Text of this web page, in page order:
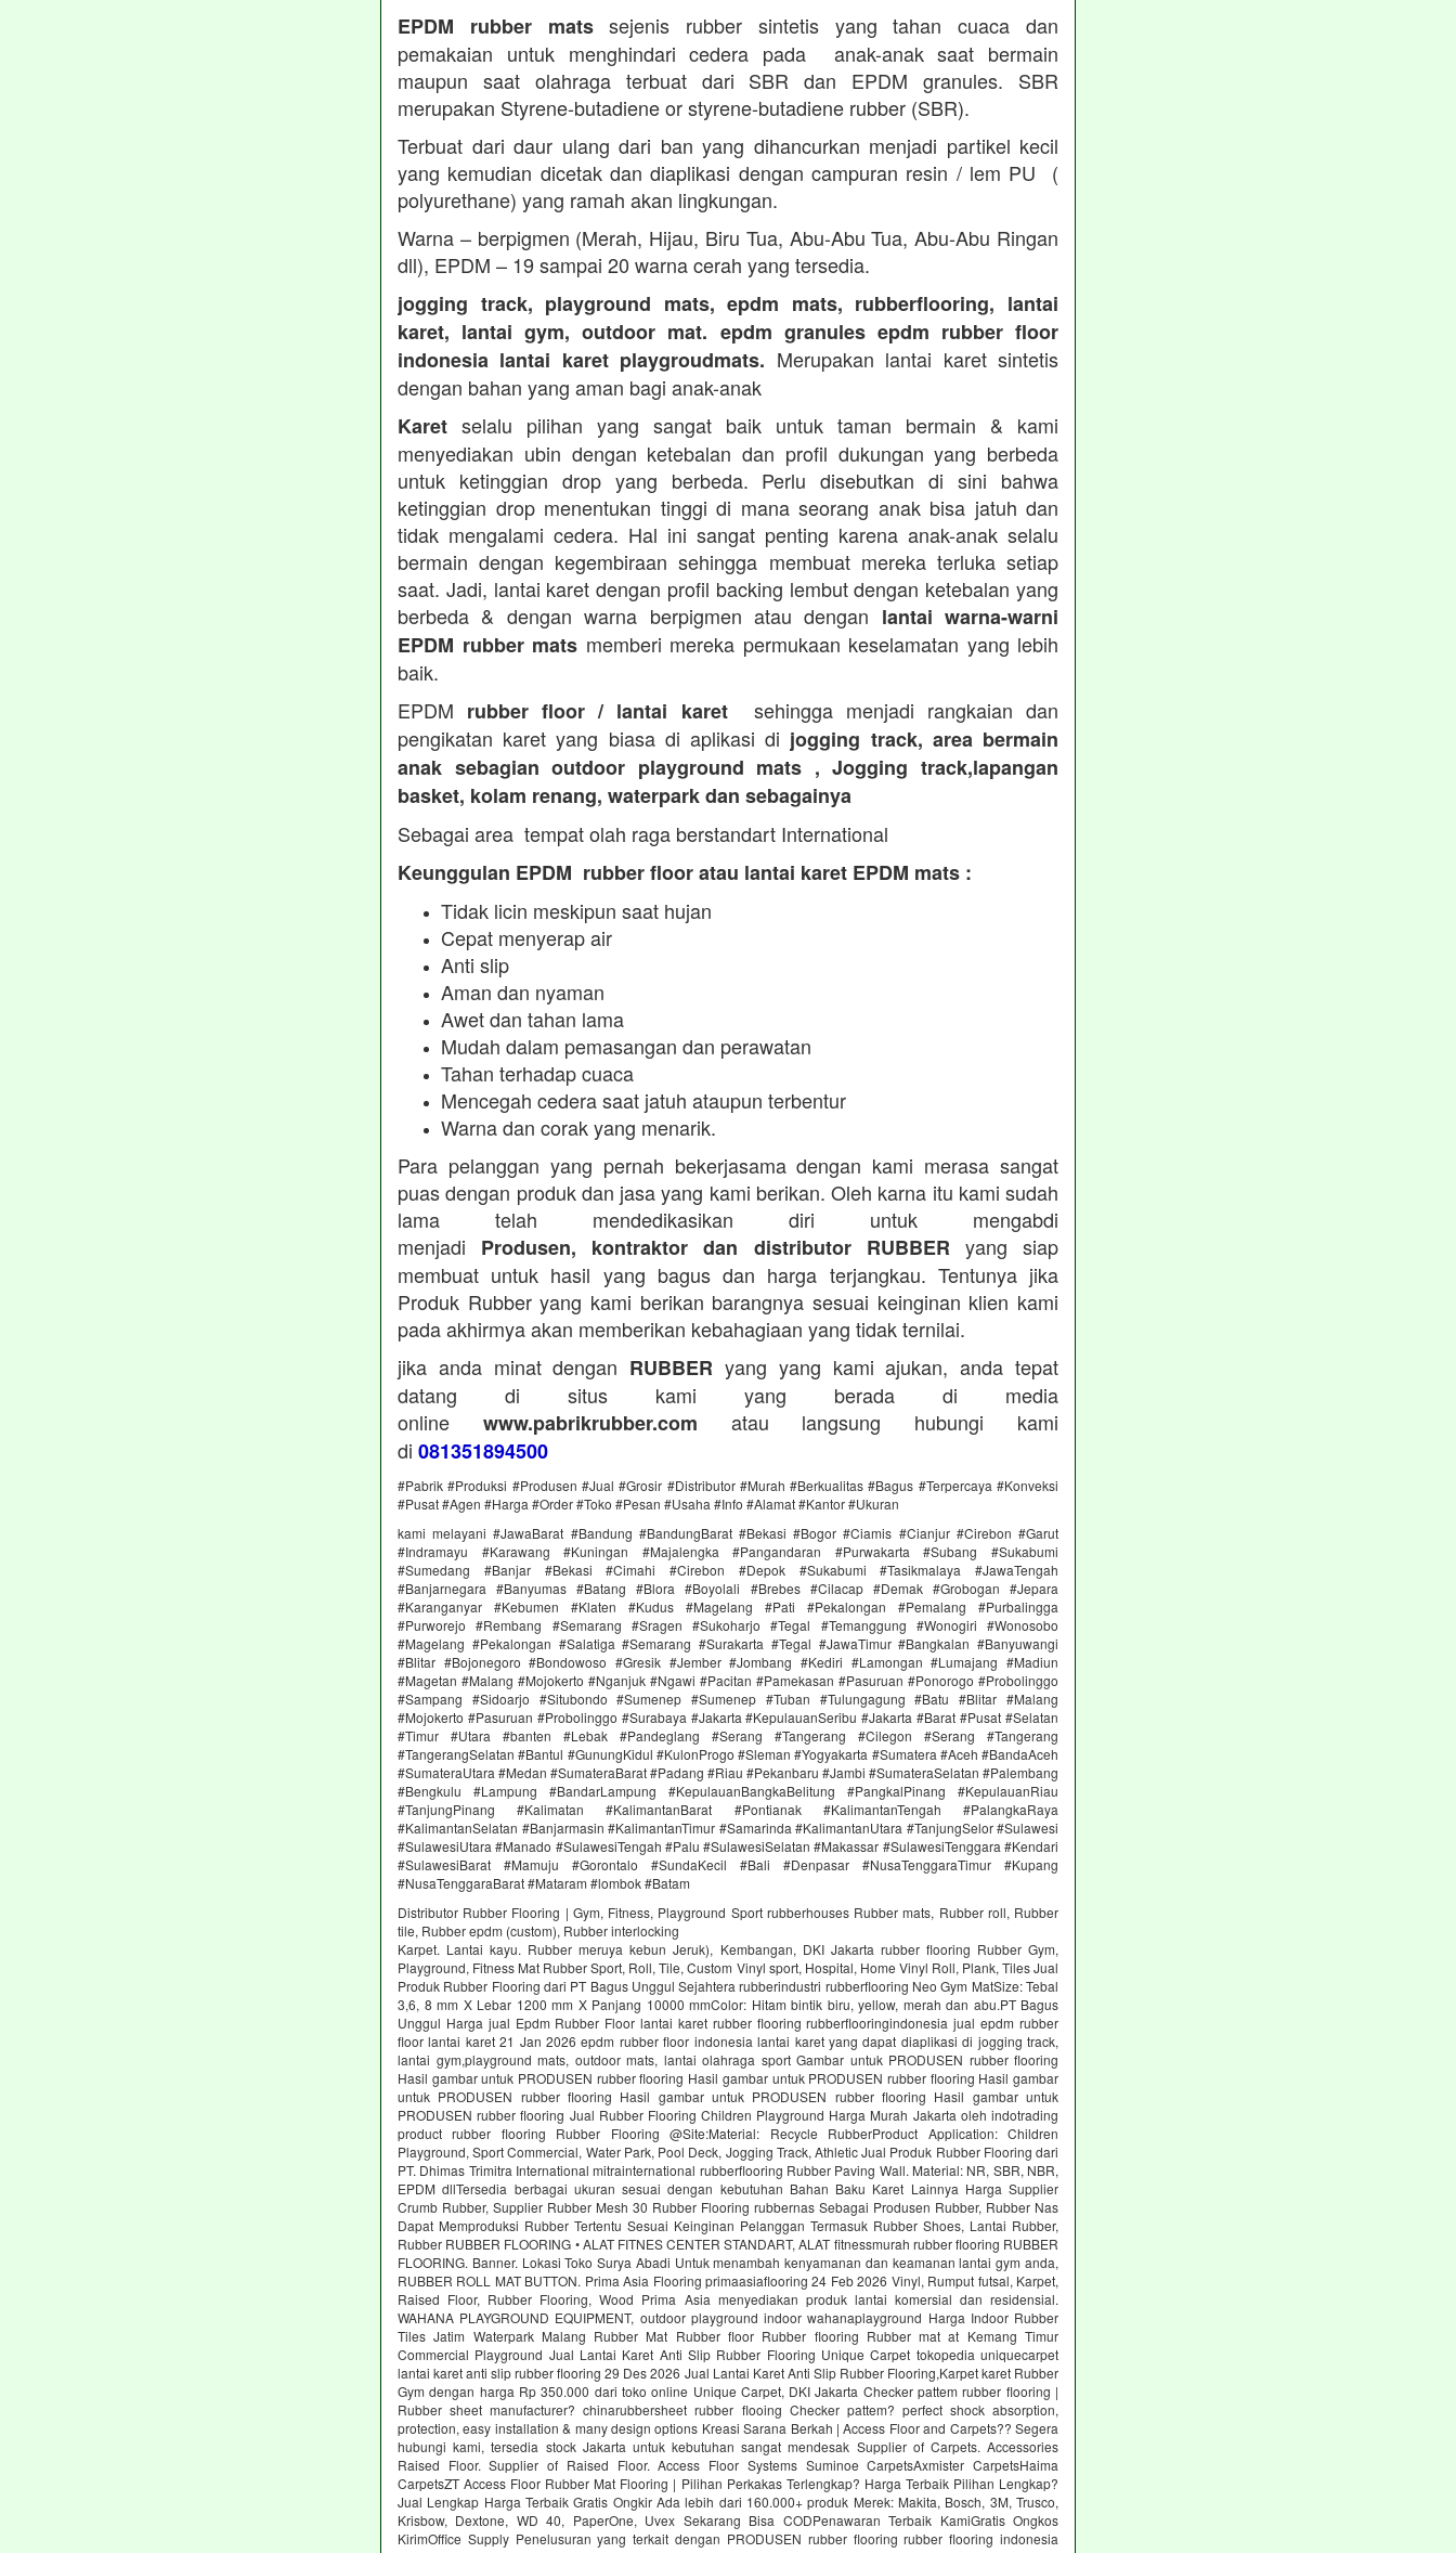
EPDM rubber matssejenis rubber sintetis yang tahan cuaca dan
pemakaian untuk menghindari cedera pada anak-anak saat bermain
maupun saat olahraga terbuat dari SBR dan EPDM granules. SBR
merupakan Styrene-butadiene or styrene-butadiene rubber (SBR).
Terbuat dari daur ulang dari ban yang dihancurkan menjadi partikel kecil
yang kemudian dicetak dan diaplikasi dengan campuran resin / lem PU (
polyurethane) yang ramah akan lingkungan.
Warna – berpigmen (Merah, Hijau, Biru Tua, Abu-Abu Tua, Abu-Abu Ringan
dll), EPDM – 19 sampai 20 warna cerah yang tersedia.
jogging track, playground mats, epdm mats, rubberflooring, lantai
karet, lantai gym, outdoor mat. epdm granules epdm rubber floor
indonesia lantai karet playgroudmats. Merupakan lantai karet sintetis
dengan bahan yang aman bagi anak-anak
Karet selalu pilihan yang sangat baik untuk taman bermain & kami
menyediakan ubin dengan ketebalan dan profil dukungan yang berbeda
untuk ketinggian drop yang berbeda. Perlu disebutkan di sini bahwa
ketinggian drop menentukan tinggi di mana seorang anak bisa jatuh dan
tidak mengalami cedera. Hal ini sangat penting karena anak-anak selalu
bermain dengan kegembiraan sehingga membuat mereka terluka setiap
saat. Jadi, lantai karet dengan profil backing lembut dengan ketebalan yang
berbeda & dengan warna berpigmen atau dengan lantai warna-warni
EPDM rubber mats memberi mereka permukaan keselamatan yang lebih
baik.
EPDM rubber floor / lantai karetsehingga menjadi rangkaian dan
pengikatan karet yang biasa di aplikasi di jogging track, area bermain
anak sebagian outdoor playground mats , Jogging track,lapangan
basket, kolam renang, waterpark dan sebagainya
Sebagai area tempat olah raga berstandart International
Keunggulan EPDM rubber floor atau lantai karet EPDM mats :
Tidak licin meskipun saat hujan
Cepat menyerap air
Anti slip
Aman dan nyaman
Awet dan tahan lama
Mudah dalam pemasangan dan perawatan
Tahan terhadap cuaca
Mencegah cedera saat jatuh ataupun terbentur
Warna dan corak yang menarik.
Para pelanggan yang pernah bekerjasama dengan kami merasa sangat
puas dengan produk dan jasa yang kami berikan. Oleh karna itu kami sudah
lama telah mendedikasikan diri untuk mengabdi
menjadi Produsen, kontraktor dan distributor RUBBER yang siap
membuat untuk hasil yang bagus dan harga terjangkau. Tentunya jika
Produk Rubber yang kami berikan barangnya sesuai keinginan klien kami
pada akhirmya akan memberikan kebahagiaan yang tidak ternilai.
jika anda minat dengan RUBBER yang yang kami ajukan, anda tepat
datang di situs kami yang berada di media
online www.pabrikrubber.com atau langsung hubungi kami
di 081351894500
#Pabrik #Produksi #Produsen #Jual #Grosir #Distributor #Murah #Berkualitas #Bagus #Terpercaya #Konveksi
#Pusat #Agen #Harga #Order #Toko #Pesan #Usaha #Info #Alamat #Kantor #Ukuran
kami melayani #JawaBarat #Bandung #BandungBarat #Bekasi #Bogor #Ciamis #Cianjur #Cirebon #Garut
#Indramayu #Karawang #Kuningan #Majalengka #Pangandaran #Purwakarta #Subang #Sukabumi
#Sumedang #Banjar #Bekasi #Cimahi #Cirebon #Depok #Sukabumi #Tasikmalaya #JawaTengah
#Banjarnegara #Banyumas #Batang #Blora #Boyolali #Brebes #Cilacap #Demak #Grobogan #Jepara
#Karanganyar #Kebumen #Klaten #Kudus #Magelang #Pati #Pekalongan #Pemalang #Purbalingga
#Purworejo #Rembang #Semarang #Sragen #Sukoharjo #Tegal #Temanggung #Wonogiri #Wonosobo
#Magelang #Pekalongan #Salatiga #Semarang #Surakarta #Tegal #JawaTimur #Bangkalan #Banyuwangi
#Blitar #Bojonegoro #Bondowoso #Gresik #Jember #Jombang #Kediri #Lamongan #Lumajang #Madiun
#Magetan #Malang #Mojokerto #Nganjuk #Ngawi #Pacitan #Pamekasan #Pasuruan #Ponorogo #Probolinggo
#Sampang #Sidoarjo #Situbondo #Sumenep #Sumenep #Tuban #Tulungagung #Batu #Blitar #Malang
#Mojokerto #Pasuruan #Probolinggo #Surabaya #Jakarta #KepulauanSeribu #Jakarta #Barat #Pusat #Selatan
#Timur #Utara #banten #Lebak #Pandeglang #Serang #Tangerang #Cilegon #Serang #Tangerang
#TangerangSelatan #Bantul #GunungKidul #KulonProgo #Sleman #Yogyakarta #Sumatera #Aceh #BandaAceh
#SumateraUtara #Medan #SumateraBarat #Padang #Riau #Pekanbaru #Jambi #SumateraSelatan #Palembang
#Bengkulu #Lampung #BandarLampung #KepulauanBangkaBelitung #PangkalPinang #KepulauanRiau
#TanjungPinang #Kalimatan #KalimantanBarat #Pontianak #KalimantanTengah #PalangkaRaya
#KalimantanSelatan #Banjarmasin #KalimantanTimur #Samarinda #KalimantanUtara #TanjungSelor #Sulawesi
#SulawesiUtara #Manado #SulawesiTengah #Palu #SulawesiSelatan #Makassar #SulawesiTenggara #Kendari
#SulawesiBarat #Mamuju #Gorontalo #SundaKecil #Bali #Denpasar #NusaTenggaraTimur #Kupang
#NusaTenggaraBarat #Mataram #lombok #Batam
Distributor Rubber Flooring | Gym, Fitness, Playground Sport rubberhouses Rubber mats, Rubber roll, Rubber
tile, Rubber epdm (custom), Rubber interlocking
Karpet. Lantai kayu. Rubber meruya kebun Jeruk), Kembangan, DKI Jakarta rubber flooring Rubber Gym,
Playground, Fitness Mat Rubber Sport, Roll, Tile, Custom Vinyl sport, Hospital, Home Vinyl Roll, Plank, Tiles Jual
Produk Rubber Flooring dari PT Bagus Unggul Sejahtera rubberindustri rubberflooring Neo Gym MatSize: Tebal
3,6, 8 mm X Lebar 1200 mm X Panjang 10000 mmColor: Hitam bintik biru, yellow, merah dan abu.PT Bagus
Unggul Harga jual Epdm Rubber Floor lantai karet rubber flooring rubberflooringindonesia jual epdm rubber
floor lantai karet 21 Jan 2026 epdm rubber floor indonesia lantai karet yang dapat diaplikasi di jogging track,
lantai gym,playground mats, outdoor mats, lantai olahraga sport Gambar untuk PRODUSEN rubber flooring
Hasil gambar untuk PRODUSEN rubber flooring Hasil gambar untuk PRODUSEN rubber flooring Hasil gambar
untuk PRODUSEN rubber flooring Hasil gambar untuk PRODUSEN rubber flooring Hasil gambar untuk
PRODUSEN rubber flooring Jual Rubber Flooring Children Playground Harga Murah Jakarta oleh indotrading
product rubber flooring Rubber Flooring @Site:Material: Recycle RubberProduct Application: Children
Playground, Sport Commercial, Water Park, Pool Deck, Jogging Track, Athletic Jual Produk Rubber Flooring dari
PT. Dhimas Trimitra International mitrainternational rubberflooring Rubber Paving Wall. Material: NR, SBR, NBR,
EPDM dllTersedia berbagai ukuran sesuai dengan kebutuhan Bahan Baku Karet Lainnya Harga Supplier
Crumb Rubber, Supplier Rubber Mesh 30 Rubber Flooring rubbernas Sebagai Produsen Rubber, Rubber Nas
Dapat Memproduksi Rubber Tertentu Sesuai Keinginan Pelanggan Termasuk Rubber Shoes, Lantai Rubber,
Rubber RUBBER FLOORING • ALAT FITNES CENTER STANDART, ALAT fitnessmurah rubber flooring RUBBER
FLOORING. Banner. Lokasi Toko Surya Abadi Untuk menambah kenyamanan dan keamanan lantai gym anda,
RUBBER ROLL MAT BUTTON. Prima Asia Flooring primaasiaflooring 24 Feb 2026 Vinyl, Rumput futsal, Karpet,
Raised Floor, Rubber Flooring, Wood Prima Asia menyediakan produk lantai komersial dan residensial.
WAHANA PLAYGROUND EQUIPMENT, outdoor playground indoor wahanaplayground Harga Indoor Rubber
Tiles Jatim Waterpark Malang Rubber Mat Rubber floor Rubber flooring Rubber mat at Kemang Timur
Commercial Playground Jual Lantai Karet Anti Slip Rubber Flooring Unique Carpet tokopedia uniquecarpet
lantai karet anti slip rubber flooring 29 Des 2026 Jual Lantai Karet Anti Slip Rubber Flooring,Karpet karet Rubber
Gym dengan harga Rp 350.000 dari toko online Unique Carpet, DKI Jakarta Checker pattem rubber flooring |
Rubber sheet manufacturer? chinarubbersheet rubber flooing Checker pattem? perfect shock absorption,
protection, easy installation & many design options Kreasi Sarana Berkah | Access Floor and Carpets?? Segera
hubungi kami, tersedia stock Jakarta untuk kebutuhan sangat mendesak Supplier of Carpets. Accessories
Raised Floor. Supplier of Raised Floor. Access Floor Systems Suminoe CarpetsAxmister CarpetsHaima
CarpetsZT Access Floor Rubber Mat Flooring | Pilihan Perkakas Terlengkap? Harga Terbaik Pilihan Lengkap?
Jual Lengkap Harga Terbaik Gratis Ongkir Ada lebih dari 160.000+ produk Merek: Makita, Bosch, 3M, Trusco,
Krisbow, Dextone, WD 40, PaperOne, Uvex Sekarang Bisa CODPenawaran Terbaik KamiGratis Ongkos
KirimOffice Supply Penelusuran yang terkait dengan PRODUSEN rubber flooring rubber flooring indonesia